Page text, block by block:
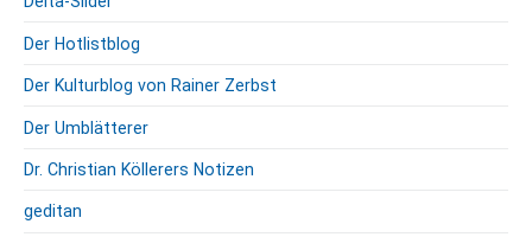
Der Hotlistblog
Der Kulturblog von Rainer Zerbst
Der Umblätterer
Dr. Christian Köllerers Notizen
geditan